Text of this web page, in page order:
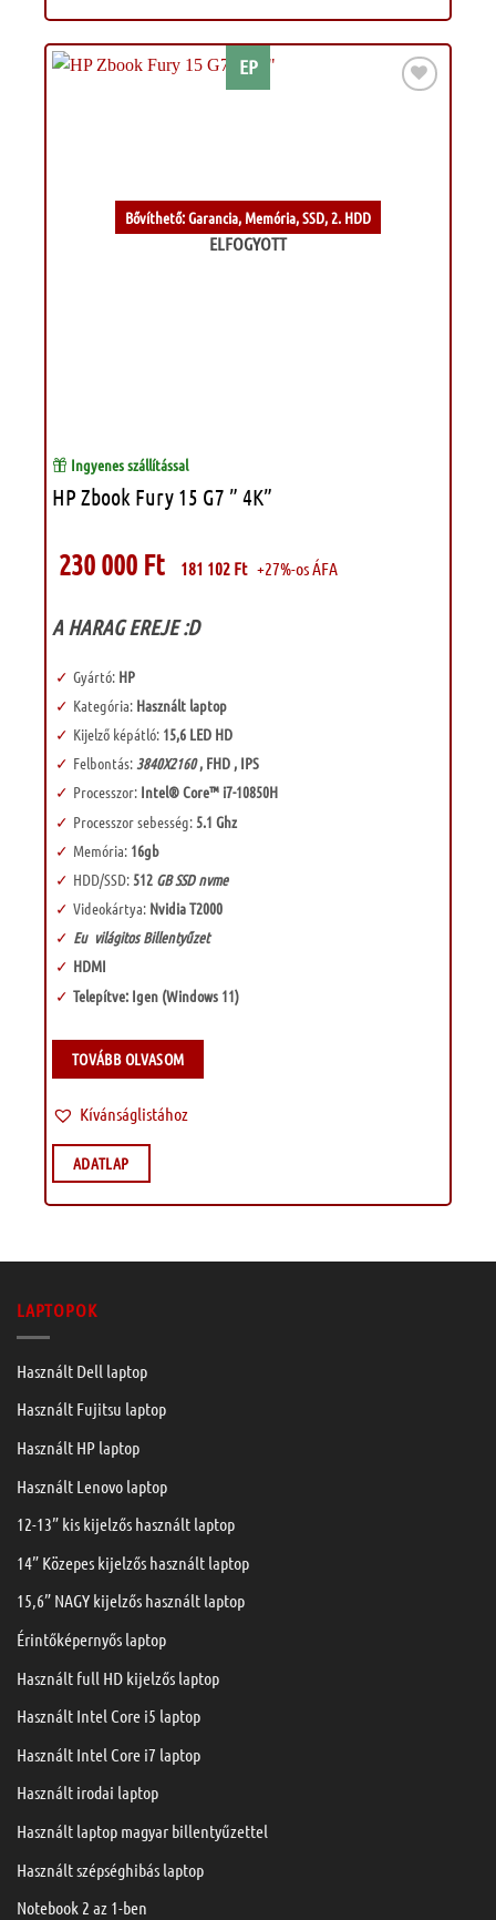
EP
Bővíthető: Garancia, Memória, SSD, 2. HDD
ELFOGYOTT
Ingyenes szállítással
HP Zbook Fury 15 G7 ” 4K”
230 000 Ft 181 102 Ft +27%-os ÁFA
A HARAG EREJE :D
Gyártó:HP
Kategória: Használt laptop
Kijelző képátló: 15,6 LED HD
Felbontás: 3840X2160, FHD , IPS
Processzor:Intel® Core™ i7-10850H
Processzor sebesség:5.1 Ghz
Memória:16gb
HDD/SSD: 512 GB SSD nvme
Videokártya: Nvidia T2000
Eu világitos Billentyűzet
HDMI
Telepítve: Igen (Windows 11)
TOVÁBB OLVASOM
Kívánságlistához
ADATLAP
LAPTOPOK
Használt Dell laptop
Használt Fujitsu laptop
Használt HP laptop
Használt Lenovo laptop
12-13” kis kijelzős használt laptop
14” Közepes kijelzős használt laptop
15,6” NAGY kijelzős használt laptop
Érintőképernyős laptop
Használt full HD kijelzős laptop
Használt Intel Core i5 laptop
Használt Intel Core i7 laptop
Használt irodai laptop
Használt laptop magyar billentyűzettel
Használt szépséghibás laptop
Notebook 2 az 1-ben